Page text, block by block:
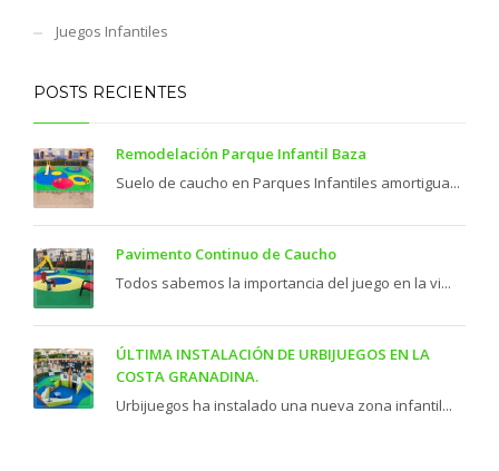
Juegos Infantiles
POSTS RECIENTES
Remodelación Parque Infantil Baza
Suelo de caucho en Parques Infantiles amortigua...
Pavimento Continuo de Caucho
Todos sabemos la importancia del juego en la vi...
ÚLTIMA INSTALACIÓN DE URBIJUEGOS EN LA
COSTA GRANADINA.
Urbijuegos ha instalado una nueva zona infantil...